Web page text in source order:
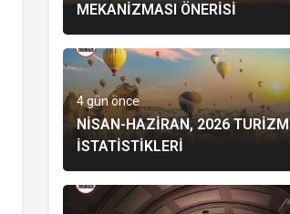
MEKANIZMASI ÖNERISI
4 gün önce
NISAN-HAZIRAN, 2026 TURIZM
İSTATISTIKLERI